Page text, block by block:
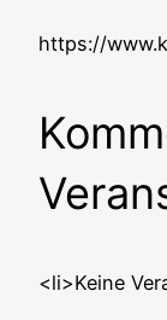
https://
<li>Keine